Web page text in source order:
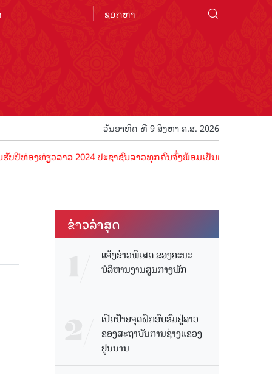
ວັນອາທິດ ທີ 9 ສິງຫາ ຄ.ສ. 2026
ທ່ຽວລາວ 2024 ປະຊາຊົນລາວທຸກຄົນຈົ່ງພ້ອມເປັນເຈົ້າພາບທີ່ດີ ຕ້ອນຮັ
ຂ່າວ​ລ່າ​ສຸດ
ແຈ້ງຂ່າວພິເສດ ຂອງຄະນະ
ບໍລິຫານງານສູນກາງພັກ
ເປີດປ້າຍຈຸດຝຶກອົບຮົມຢູ່ລາວ
ຂອງສະຖາບັນການຊ່າງແຂວງ
ຢູນນານ